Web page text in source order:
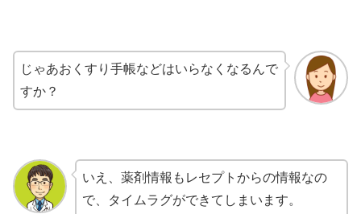
じゃあおくすり手帳などはいらなくなるんで
すか？
いえ、薬剤情報もレセプトからの情報なの
で、タイムラグができてしまいます。